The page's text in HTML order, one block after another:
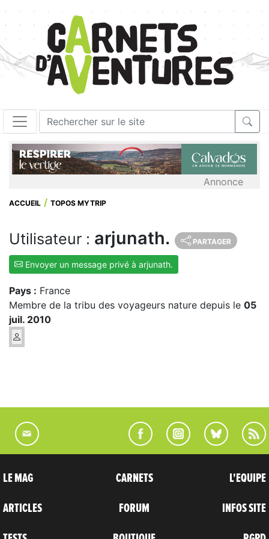
Annonce
ACCUEIL TOPOS MYTRIP
Utilisateur : arjunath. PARTAGER
Envoyer un message privé à arjunath.
Pays : France
Membre de la tribu des voyageurs nature depuis le 05
juil. 2010
LE MAG
ARTICLES
CARNETS
FORUM
L'EQUIPE
INFOS SITE